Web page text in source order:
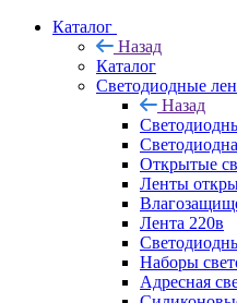
Каталог
Назад
Каталог
Светодиодные
Назад
Открытые
Ленты
Лента 220в
Наборы
Адресная